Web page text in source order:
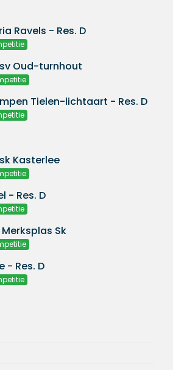
Ravels - Res. D
Oud-turnhout
Tielen-lichtaart - Res. D
Kasterlee
- Res. D
Merksplas Sk
- Res. D